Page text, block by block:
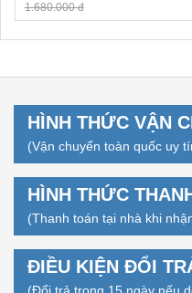
1.680.000 đ
HÌNH THỨC VẬN
(Vận chuyển toàn quốc uy
HÌNH THỨC
(Thanh toán tại nhà khi
ĐIỀU KIỆN ĐỔI